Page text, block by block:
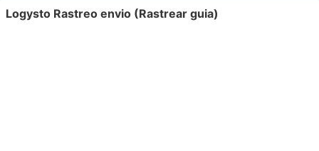
Logysto Rastreo envio (Rastrear guia)